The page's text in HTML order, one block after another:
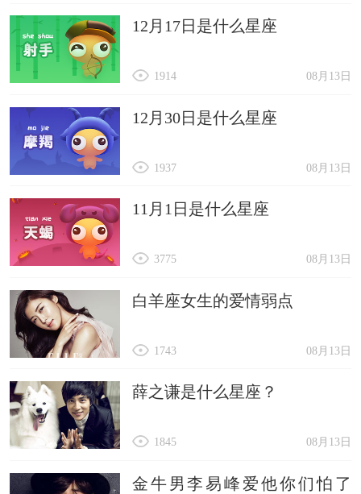
12月17日是什么星座
08月13日
1914
12月30日是什么星座
08月13日
1937
11月1日是什么星座
08月13日
3775
白羊座女生的爱情弱点
08月13日
1743
薛之谦是什么星座？
08月13日
1845
金牛男李易峰爱他你们怕了